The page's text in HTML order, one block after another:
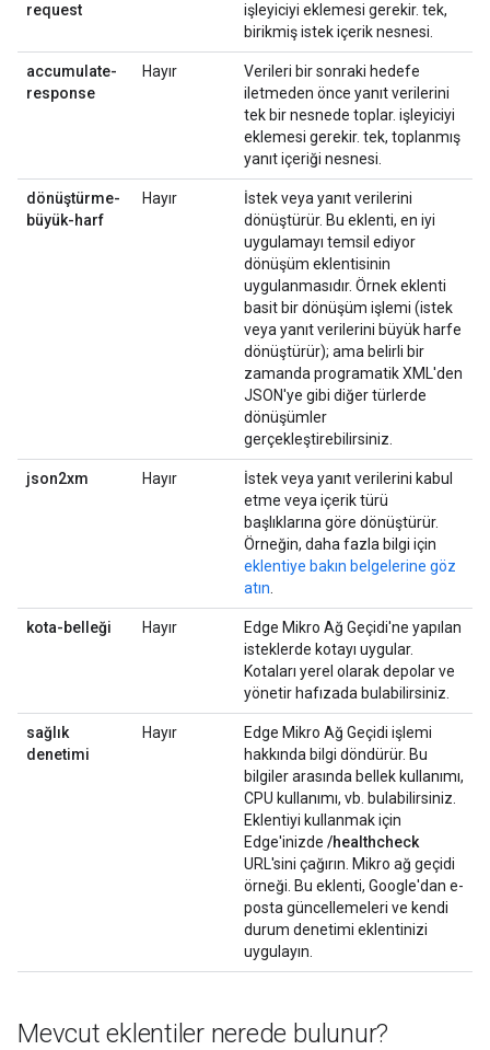
request
işleyiciyi eklemesi gerekir. tek,
birikmiş istek içerik nesnesi.
accumulate-
response
Hayır
Verileri bir sonraki hedefe
iletmeden önce yanıt verilerini
tek bir nesnede toplar. işleyiciyi
eklemesi gerekir. tek, toplanmış
yanıt içeriği nesnesi.
dönüştürme-
büyük-harf
Hayır
İstek veya yanıt verilerini
dönüştürür. Bu eklenti, en iyi
uygulamayı temsil ediyor
dönüşüm eklentisinin
uygulanmasıdır. Örnek eklenti
basit bir dönüşüm işlemi (istek
veya yanıt verilerini büyük harfe
dönüştürür); ama belirli bir
zamanda programatik XML'den
JSON'ye gibi diğer türlerde
dönüşümler
gerçekleştirebilirsiniz.
json2xm Hayır
İstek veya yanıt verilerini kabul
etme veya içerik türü
başlıklarına göre dönüştürür.
Örneğin, daha fazla bilgi için
eklentiye bakın belgelerine göz
atın
kota-belleği Hayır
Edge Mikro Ağ Geçidi'ne yapılan
isteklerde kotayı uygular.
Kotaları yerel olarak depolar ve
yönetir hafızada bulabilirsiniz.
sağlık
denetimi
Hayır
Edge Mikro Ağ Geçidi işlemi
hakkında bilgi döndürür. Bu
bilgiler arasında bellek kullanımı,
CPU kullanımı, vb. bulabilirsiniz.
Eklentiyi kullanmak için
Edge'inizde /healthcheck
URL'sini çağırın. Mikro ağ geçidi
örneği. Bu eklenti, Google'dan e-
posta güncellemeleri ve kendi
durum denetimi eklentinizi
uygulayın.
Mevcut eklentiler nerede bulunur?